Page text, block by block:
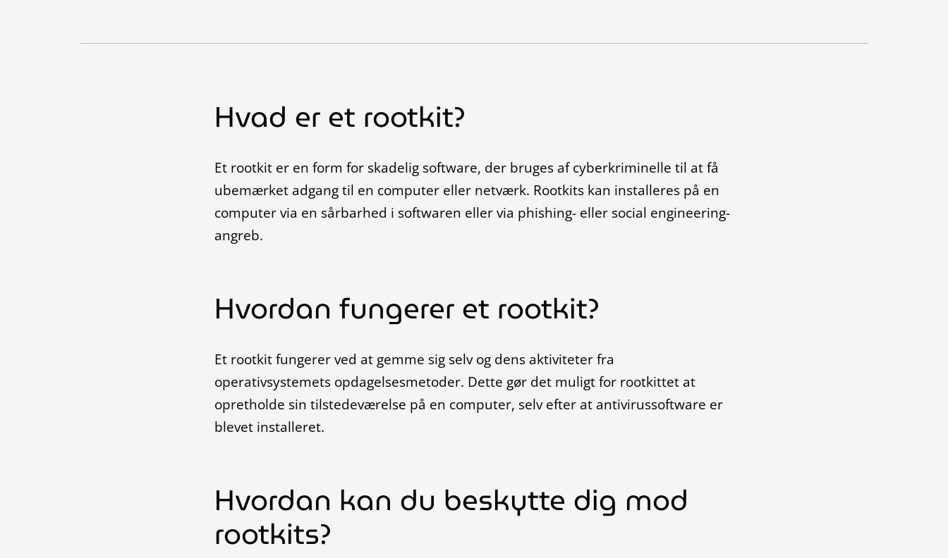
Hvad er et rootkit?
Et rootkit er en form for skadelig software, der bruges af cyberkriminelle til at få
ubemærket adgang til en computer eller netværk. Rootkits kan installeres på en
computer via en sårbarhed i softwaren eller via phishing- eller social engineering-
angreb.
Hvordan fungerer et rootkit?
Et rootkit fungerer ved at gemme sig selv og dens aktiviteter fra
operativsystemets opdagelsesmetoder. Dette gør det muligt for rootkittet at
opretholde sin tilstedeværelse på en computer, selv efter at antivirussoftware er
blevet installeret.
Hvordan kan du beskytte dig mod
rootkits?